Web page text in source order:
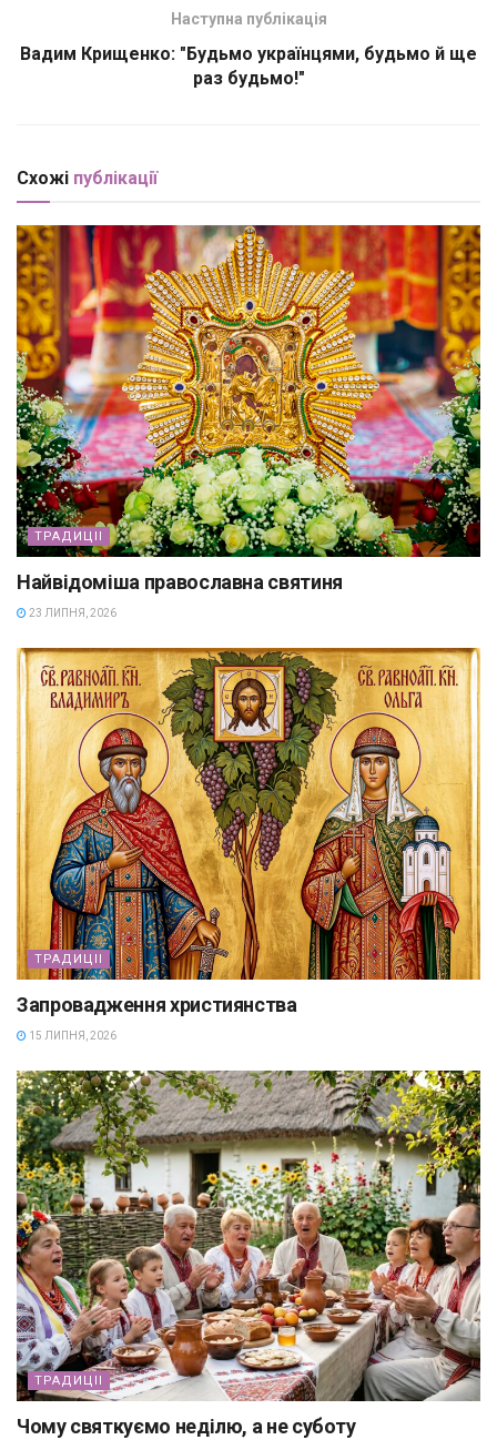
Наступна публікація
Вадим Крищенко: "Будьмо українцями, будьмо й ще
раз будьмо!"
Схожі публікації
ТРАДИЦІІ
Найвідоміша православна святиня
23 ЛИПНЯ, 2026
ТРАДИЦІІ
Запровадження християнства
15 ЛИПНЯ, 2026
ТРАДИЦІІ
Чому святкуємо неділю, а не суботу